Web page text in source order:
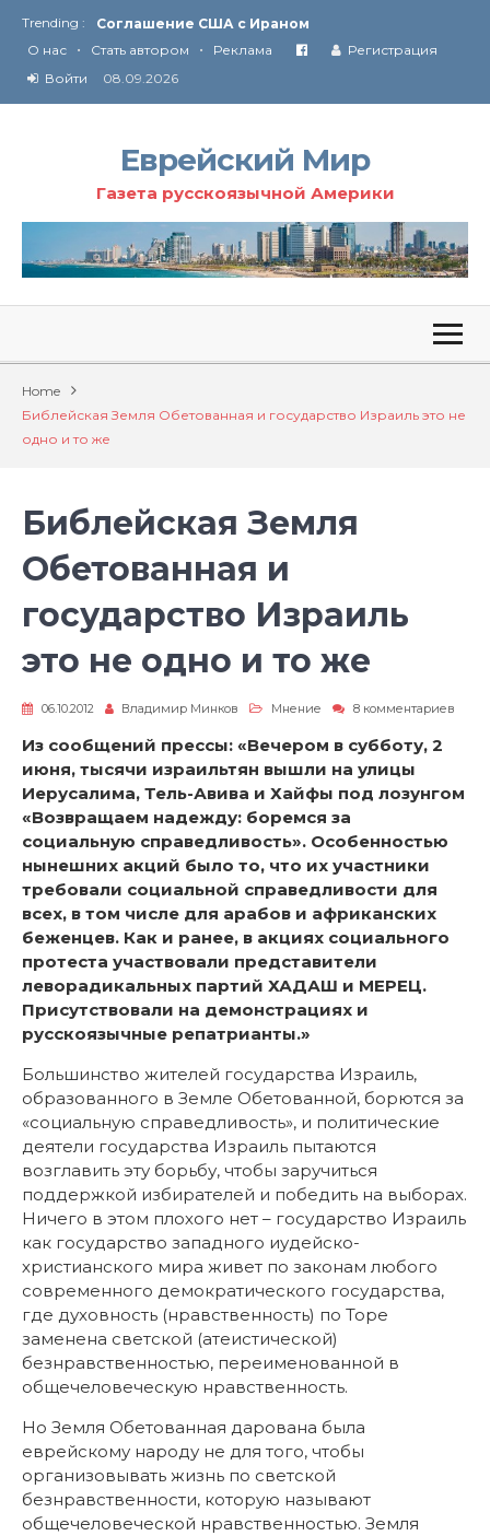
Trending :
Соглашение США с Ираном
Технология Революции в Иране
О нас • Стать автором • Реклама
Регистрация
Войти
08.09.2026
Еврейский Мир
Газета русскоязычной Америки
Home
Библейская Земля Обетованная и государство Израиль это не
одно и то же
Библейская Земля
Обетованная и
государство Израиль
это не одно и то же
06.10.2012 Владимир Минков Мнение 8 комментариев
и
Из сообщений прессы: «Вечером в субботу, 2
июня, тысячи израильтян вышли на улицы
Иерусалима, Тель-Авива и Хайфы под лозунгом
«Возвращаем надежду: боремся за
социальную справедливость». Особенностью
нынешних акций было то, что их участники
требовали социальной справедливости для
всех, в том числе для арабов и африканских
беженцев. Как и ранее, в акциях социального
протеста участвовали представители
леворадикальных партий ХАДАШ и МЕРЕЦ.
Присутствовали на демонстрациях и
русскоязычные репатрианты.»
Большинство жителей государства Израиль,
образованного в Земле Обетованной, борются за
«социальную справедливость», и политические
деятели государства Израиль пытаются
возглавить эту борьбу, чтобы заручиться
поддержкой избирателей и победить на выборах.
Ничего в этом плохого нет – государство Израиль
как государство западного иудейско-
христианского мира живет по законам любого
современного демократического государства,
где духовность (нравственность) по Торе
заменена светской (атеистической)
безнравственностью, переименованной в
общечеловеческую нравственность.
Но Земля Обетованная дарована была
еврейскому народу не для того, чтобы
организовывать жизнь по светской
безнравственности, которую называют
общечеловеческой нравственностью. Земля